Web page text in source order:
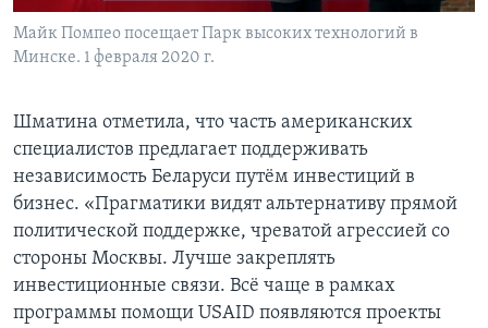
Майк Помпео посещает Парк высоких технологий в
Минске. 1 февраля 2020 г.
Шматина отметила, что часть американских
специалистов предлагает поддерживать
независимость Беларуси путём инвестиций в
бизнес. «Прагматики видят альтернативу прямой
политической поддержке, чреватой агрессией со
стороны Москвы. Лучше закреплять
инвестиционные связи. Всё чаще в рамках
программы помощи USAID появляются проекты